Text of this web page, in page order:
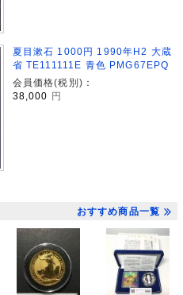
夏目漱石 1000円 1990年H2 大蔵
省 TE111111E 青色 PMG67EPQ
会員価格(税別)：
38,000
円
おすすめ商品一覧